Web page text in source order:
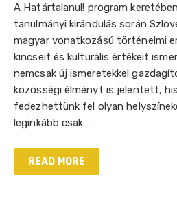
A Határtalanul! program
tanulmányi kirándulás során
magyar vonatkozású történelmi
kincseit és kulturális értékeit
nemcsak új ismeretekkel
közösségi élményt is jelentett,
fedezhettünk fel olyan
leginkább csak …
READ MORE